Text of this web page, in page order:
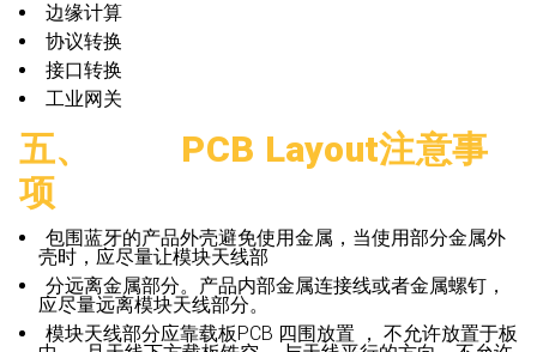
边缘计算
协议转换
接口转换
工业网关
五、 PCB Layout注意事
项
包围蓝牙的产品外壳避免使用金属，当使用部分金属外
壳时，应尽量让模块天线部
分远离金属部分。产品内部金属连接线或者金属螺钉，
应尽量远离模块天线部分。
模块天线部分应靠载板PCB 四围放置 ， 不允许放置于板